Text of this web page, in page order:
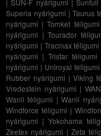
Superia nyárigumi |Taurus
nyárigumi |Tomket téligumi
nyárigumi |Tourador
nyárigumi | Tracmax téligumi
nyárigumi | Tristar téligumi
nyárigumi | Uniroyal téligumi
Rubber nyárigumi | Viking
Vredestein nyárigumi |
Wanli téligumi |Wanli
Windforce téligumi |
nyárigumi | Yokohama
Zeetex nyárigumi | Zeta